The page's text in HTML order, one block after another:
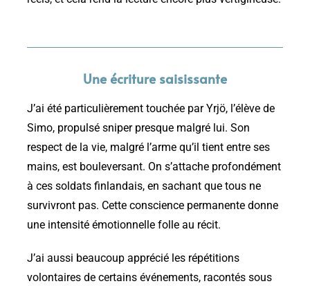
Une écriture saisissante
J’ai été particulièrement touchée par Yrjö, l’élève de
Simo, propulsé sniper presque malgré lui. Son
respect de la vie, malgré l’arme qu’il tient entre ses
mains, est bouleversant. On s’attache profondément
à ces soldats finlandais, en sachant que tous ne
survivront pas. Cette conscience permanente donne
une intensité émotionnelle folle au récit.
J’ai aussi beaucoup apprécié les répétitions
volontaires de certains événements, racontés sous